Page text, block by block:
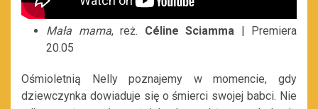
Mała mama, reż. Céline Sciamma | Premiera
20.05
Ośmioletnią Nelly poznajemy w momencie, gdy
dziewczynka dowiaduje się o śmierci swojej babci. Nie